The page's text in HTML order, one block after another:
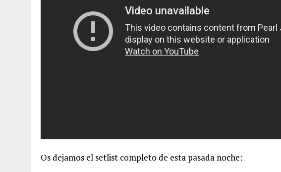
Os dejamos el setlist completo de esta pasada noche: